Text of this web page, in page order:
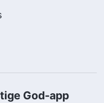
God-app